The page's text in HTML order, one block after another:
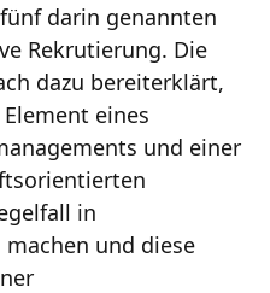
darin genannten
Rekrutierung. Die
dazu bereiterklärt,
eines
und einer
in
und diese